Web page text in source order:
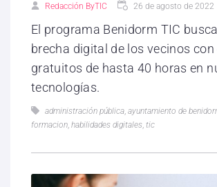
Redacción ByTIC 26 de agosto de 2022
El programa Benidorm TIC
brecha digital de los vecinos con
gratuitos de hasta 40 horas en
tecnologías.
administración pública ayuntamiento de
formacion habilidades digitales tic